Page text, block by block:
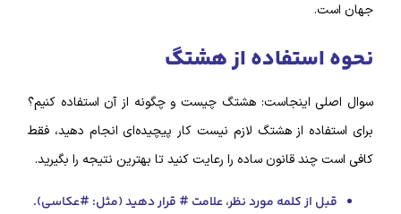
جهان است.
نحوه استفاده از هشتگ
سوال اصلی اینجاست: هشتگ چیست و چگونه از آن استفاده کنیم؟
برای استفاده از هشتگ لازم نیست کار پیچیده‌ای انجام دهید، فقط
کافی است چند قانون ساده را رعایت کنید تا بهترین نتیجه را بگیرید.
قبل از کلمه مورد نظر، علامت # قرار دهید (مثل: #عکاسی).